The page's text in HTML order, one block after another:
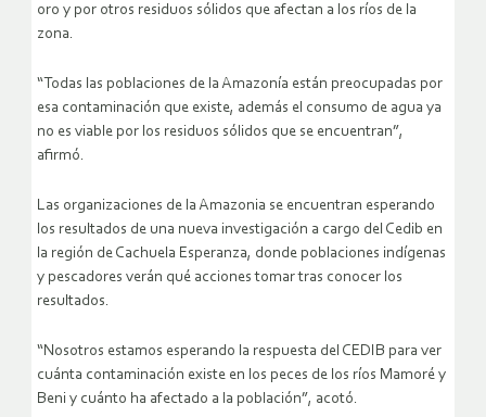
oro y por otros residuos sólidos que afectan a los ríos de la
zona.
“Todas las poblaciones de la Amazonía están preocupadas por
esa contaminación que existe, además el consumo de agua ya
no es viable por los residuos sólidos que se encuentran”,
afirmó.
Las organizaciones de la Amazonia se encuentran esperando
los resultados de una nueva investigación a cargo del Cedib en
la región de Cachuela Esperanza, donde poblaciones indígenas
y pescadores verán qué acciones tomar tras conocer los
resultados.
“Nosotros estamos esperando la respuesta del CEDIB para ver
cuánta contaminación existe en los peces de los ríos Mamoré y
Beni y cuánto ha afectado a la población”, acotó.